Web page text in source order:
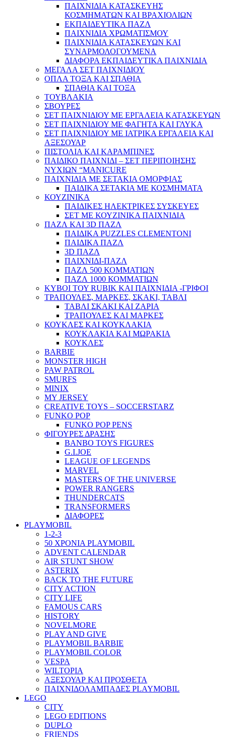
ΠΑΙΧΝΙΔΙΑ ΚΑΤΑΣΚΕΥΗΣ
ΚΟΣΜΗΜΑΤΩΝ ΚΑΙ ΒΡΑΧΙΟΛΙΩΝ
ΕΚΠΑΙΔΕΥΤΙΚΑ ΠΑΖΛ
ΠΑΙΧΝΙΔΙΑ ΧΡΩΜΑΤΙΣΜΟΥ
ΠΑΙΧΝΙΔΙΑ ΚΑΤΑΣΚΕΥΩΝ ΚΑΙ
ΣΥΝΑΡΜΟΛΟΓΟΥΜΕΝΑ
ΔΙΑΦΟΡΑ ΕΚΠΑΙΔΕΥΤΙΚΑ ΠΑΙΧΝΙΔΙΑ
ΜΕΓΑΛΑ ΣΕΤ ΠΑΙΧΝΙΔΙΟΥ
ΟΠΛΑ ΤΟΞΑ ΚΑΙ ΣΠΑΘΙΑ
ΣΠΑΘΙΑ ΚΑΙ ΤΟΞΑ
ΤΟΥΒΛΑΚΙΑ
ΣΒΟΥΡΕΣ
ΣΕΤ ΠΑΙΧΝΙΔΙΟΥ ΜΕ ΕΡΓΑΛΕΙΑ ΚΑΤΑΣΚΕΥΩΝ
ΣΕΤ ΠΑΙΧΝΙΔΙΟΥ ΜΕ ΦΑΓΗΤΑ ΚΑΙ ΓΛΥΚΑ
ΣΕΤ ΠΑΙΧΝΙΔΙΟΥ ΜΕ ΙΑΤΡΙΚΑ ΕΡΓΑΛΕΙΑ ΚΑΙ
ΑΞΕΣΟΥΑΡ
ΠΙΣΤΟΛΙΑ ΚΑΙ ΚΑΡΑΜΠΙΝΕΣ
ΠΑΙΔΙΚΟ ΠΑΙΧΝΙΔΙ – ΣΕΤ ΠΕΡΙΠΟΙΗΣΗΣ
ΝΥΧΙΩΝ “MANICURE
ΠΑΙΧΝΙΔΙΑ ΜΕ ΣΕΤΑΚΙΑ ΟΜΟΡΦΙΑΣ
ΠΑΙΔΙΚΑ ΣΕΤΑΚΙΑ ΜΕ ΚΟΣΜΗΜΑΤΑ
ΚΟΥΖΙΝΙΚΑ
ΠΑΙΔΙΚΕΣ ΗΛΕΚΤΡΙΚΕΣ ΣΥΣΚΕΥΕΣ
ΣΕΤ ΜΕ ΚΟΥΖΙΝΙΚΑ ΠΑΙΧΝΙΔΙΑ
ΠΑΖΛ ΚΑΙ 3D ΠΑΖΛ
ΠΑΙΔΙΚΑ PUZZLES CLEMENTONI
ΠΑΙΔΙΚΑ ΠΑΖΛ
3D ΠΑΖΛ
ΠΑΙΧΝΙΔΙ-ΠΑΖΛ
ΠΑΖΛ 500 ΚΟΜΜΑΤΙΩΝ
ΠΑΖΛ 1000 ΚΟΜΜΑΤΙΩΝ
ΚΥΒΟΙ ΤΟΥ RUBIK ΚΑΙ ΠΑΙΧΝΙΔΙΑ -ΓΡΙΦΟΙ
ΤΡΑΠΟΥΛΕΣ, ΜΑΡΚΕΣ, ΣΚΑΚΙ, ΤΑΒΛΙ
ΤΑΒΛΙ ΣΚΑΚΙ ΚΑΙ ΖΑΡΙΑ
ΤΡΑΠΟΥΛΕΣ ΚΑΙ ΜΑΡΚΕΣ
ΚΟΥΚΛΕΣ ΚΑΙ ΚΟΥΚΛΑΚΙΑ
ΚΟΥΚΛΑΚΙΑ ΚΑΙ ΜΩΡΑΚΙΑ
ΚΟΥΚΛΕΣ
BARBIE
MONSTER HIGH
PAW PATROL
SMURFS
MINIX
MY JERSEY
CREATIVE TOYS – SOCCERSTARZ
FUNKO POP
FUNKO POP PENS
ΦΙΓΟΥΡΕΣ ΔΡΑΣΗΣ
BANBO TOYS FIGURES
G.I.JOE
LEAGUE OF LEGENDS
MARVEL
MASTERS OF THE UNIVERSE
POWER RANGERS
THUNDERCATS
TRANSFORMERS
ΔΙΑΦΟΡΕΣ
PLAYMOBIL
1-2-3
50 ΧΡΟΝΙΑ PLAYMOBIL
ADVENT CALENDAR
AIR STUNT SHOW
ASTERIX
BACK TO THE FUTURE
CITY ACTION
CITY LIFE
FAMOUS CARS
HISTORY
NOVELMORE
PLAY AND GIVE
PLAYMOBIL BARBIE
PLAYMOBIL COLOR
VESPA
WILTOPIA
ΑΞΕΣΟΥΑΡ ΚΑΙ ΠΡΟΣΘΕΤΑ
ΠΑΙΧΝΙΔΟΛΑΜΠΑΔΕΣ PLAYMOBIL
LEGO
CITY
LEGO EDITIONS
DUPLO
FRIENDS